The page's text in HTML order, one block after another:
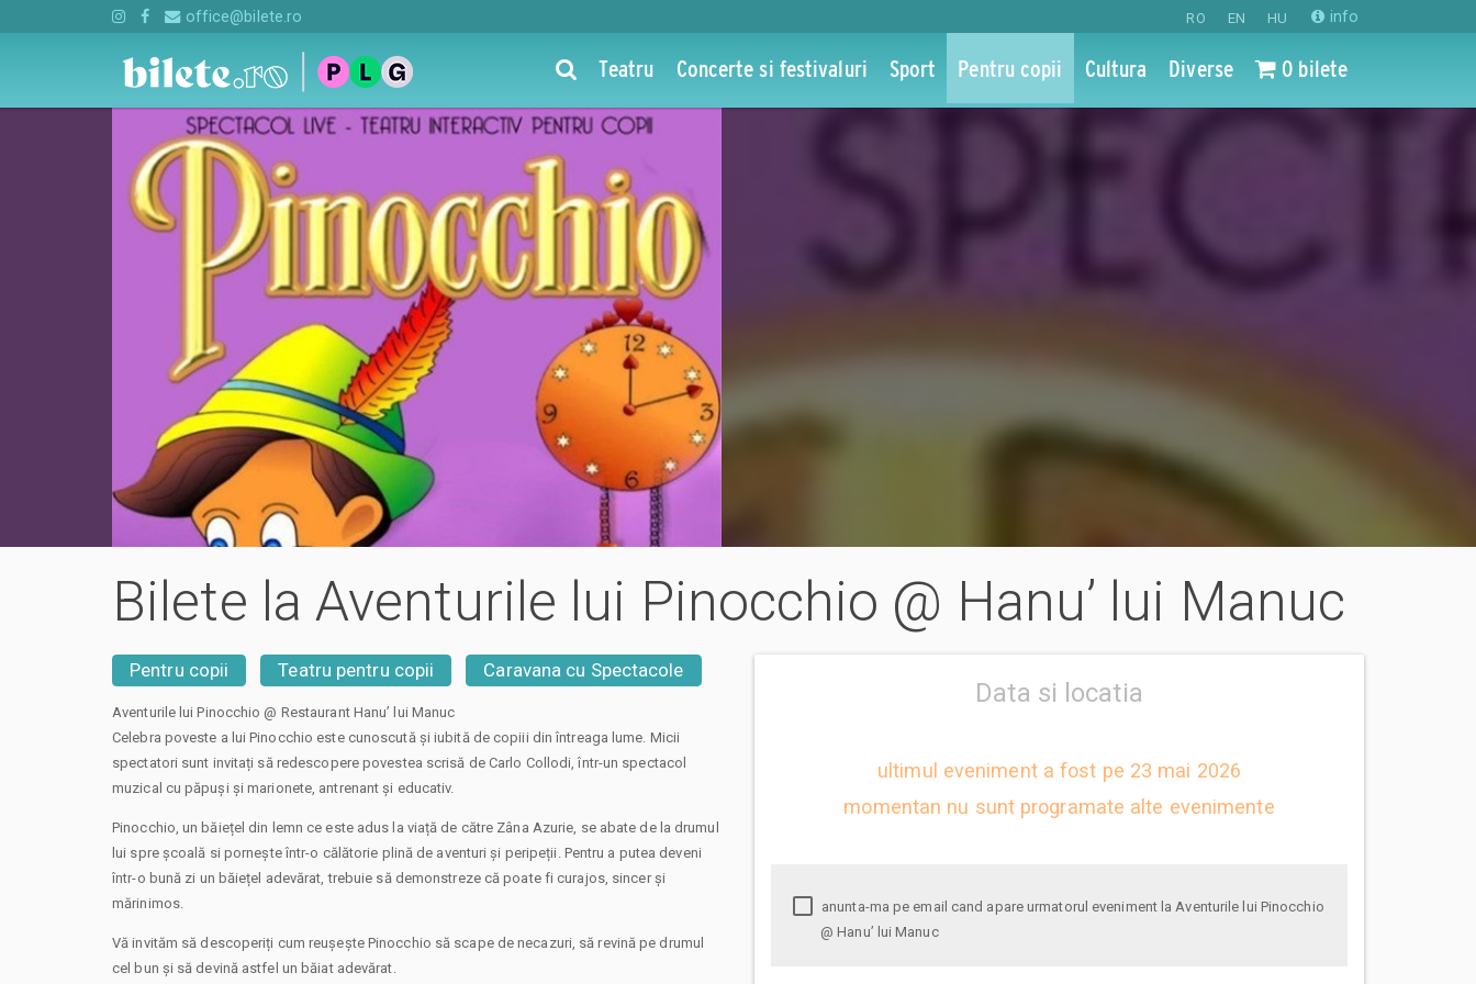
RO EN HU info
office@bilete.ro
Teatru Concerte si festivaluri Sport Pentru copii Cultura Diverse 0 bilete
Bilete la Aventurile lui Pinocchio @ Hanu’ lui Manuc
Pentru copii Teatru pentru copii Caravana cu Spectacole
Data si locatia
ultimul eveniment a fost pe 23 mai 2026
momentan nu sunt programate alte evenimente
@ Hanu’ lui Manuc
Aventurile lui Pinocchio @ Restaurant Hanu’ lui Manuc
Celebra poveste a lui Pinocchio este cunoscută și iubită de copiii din întreaga lume. Micii
spectatori sunt invitați să redescopere povestea scrisă de Carlo Collodi, într-un spectacol
muzical cu păpuși și marionete, antrenant și educativ.
Pinocchio, un băiețel din lemn ce este adus la viață de către Zâna Azurie, se abate de la drumul
lui spre școală si pornește într-o călătorie plină de aventuri și peripeții. Pentru a putea deveni
într-o bună zi un băiețel adevărat, trebuie să demonstreze că poate fi curajos, sincer și
mărinimos.
Vă invităm să descoperiți cum reușește Pinocchio să scape de necazuri, să revină pe drumul
cel bun și să devină astfel un băiat adevărat.